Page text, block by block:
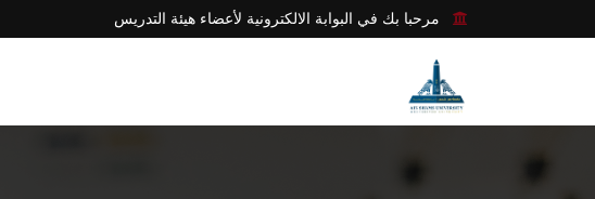
مرحبا بك في البوابة الالكترونية لأعضاء هيئة التدريس